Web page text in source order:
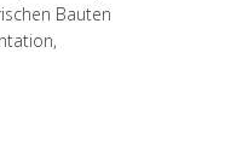
Bauten